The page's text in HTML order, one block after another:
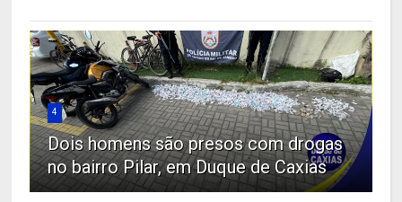
4
Dois homens são presos com drogas
no bairro Pilar, em Duque de Caxias